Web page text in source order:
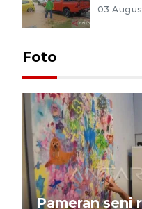
03
Foto
Pameran seni